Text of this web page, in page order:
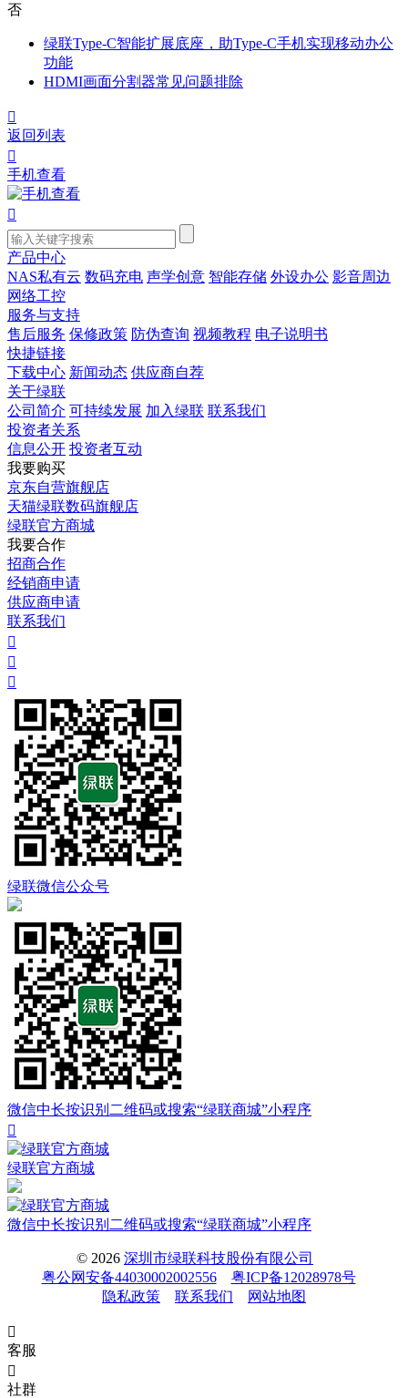
否
绿联Type-C智能扩展底座，助Type-C手机实现移动办公
功能
HDMI画面分割器常见问题排除

返回列表

手机查看

产品中心
NAS私有云 数码充电 声学创意 智能存储 外设办公 影音周边
网络工控
服务与支持
售后服务 保修政策 防伪查询 视频教程 电子说明书
快捷链接
下载中心 新闻动态 供应商自荐
关于绿联
公司简介 可持续发展 加入绿联 联系我们
投资者关系
信息公开 投资者互动
我要购买
京东自营旗舰店
天猫绿联数码旗舰店
绿联官方商城
我要合作
招商合作
经销商申请
供应商申请
联系我们



绿联微信公众号
微信中长按识别二维码或搜索“绿联商城”小程序

绿联官方商城
微信中长按识别二维码或搜索“绿联商城”小程序
© 2026 深圳市绿联科技股份有限公司
粤公网安备44030002002556
粤ICP备12028978号
隐私政策
联系我们 网站地图

客服

社群